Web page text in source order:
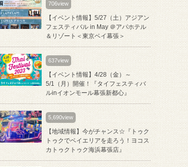
706view
【イベント情報】5/27（土）アジアン
フェスティバル in May ＠アパホテル
＆リゾート＜東京ベイ幕張＞
637view
【イベント情報】4/28（金）～
5/1（月）開催！『タイフェスティバ
ルinイオンモール幕張新都心』
5,690view
【地域情報】今がチャンス☆『トゥク
トゥクでベイエリアを走ろう！ヨコス
カトゥクトゥク海浜幕張店』